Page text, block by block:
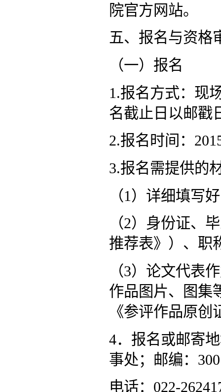
院官方网站。
五、报名与资格
（一）报名
1.报名方式：现
名截止日以邮戳
2.报名时间：
3.报名需提供的
（1）详细填写
（2）身份证、
推荐表》）、职
（3）论文代表
作品图片、图集
《参评作品原
4．报名或邮寄
事处；邮编：
电话：022-